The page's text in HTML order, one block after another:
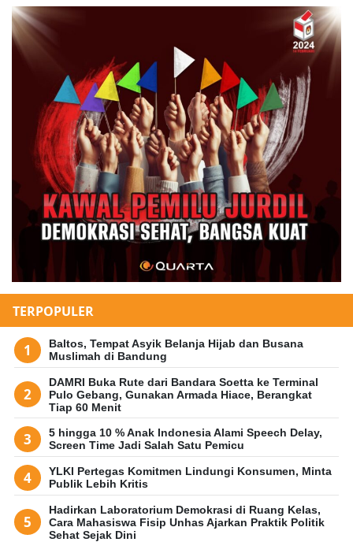
TERPOPULER
Baltos, Tempat Asyik Belanja Hijab dan Busana
Muslimah di Bandung
DAMRI Buka Rute dari Bandara Soetta ke Terminal
Pulo Gebang, Gunakan Armada Hiace, Berangkat
Tiap 60 Menit
5 hingga 10 % Anak Indonesia Alami Speech Delay,
Screen Time Jadi Salah Satu Pemicu
YLKI Pertegas Komitmen Lindungi Konsumen, Minta
Publik Lebih Kritis
Hadirkan Laboratorium Demokrasi di Ruang Kelas,
Cara Mahasiswa Fisip Unhas Ajarkan Praktik Politik
Sehat Sejak Dini